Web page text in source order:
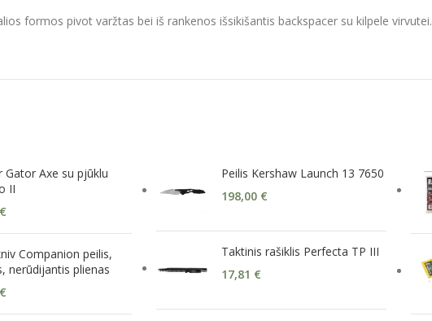
formos pivot varžtas bei iš rankenos išsikišantis backspacer su kilpele virvutei.
Gator Axe su pjūklu
II
€
Companion peilis,
nerūdijantis plienas
€
Peilis Kershaw Launch 13 7650
198,00 €
Taktinis rašiklis Perfecta TP III
17,81 €